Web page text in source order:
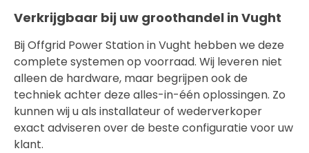
Verkrijgbaar bij uw groothandel in Vught
Bij Offgrid Power Station in Vught hebben we deze
complete systemen op voorraad. Wij leveren niet
alleen de hardware, maar begrijpen ook de
techniek achter deze alles-in-één oplossingen. Zo
kunnen wij u als installateur of wederverkoper
exact adviseren over de beste configuratie voor uw
klant.